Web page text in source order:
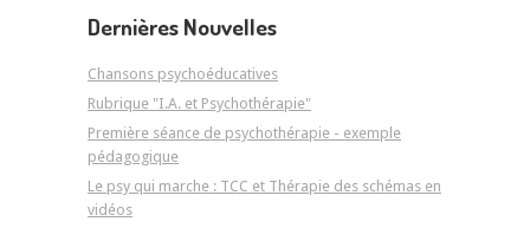
Dernières Nouvelles
Chansons psychoéducatives
Rubrique "I.A. et Psychothérapie"
Première séance de psychothérapie - exemple
pédagogique
Le psy qui marche : TCC et Thérapie des schémas en
vidéos